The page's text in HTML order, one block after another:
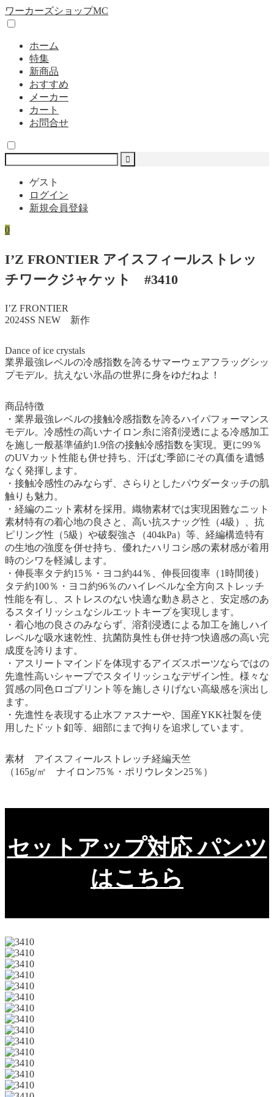
ワーカーズショップMC
ホーム
特集
新商品
おすすめ
メーカー
カート
お問合せ
ゲスト
ログイン
新規会員登録
0
I’Z FRONTIER アイスフィールストレッ
チワークジャケット #3410
I’Z FRONTIER
2024SS NEW 新作
Dance of ice crystals
業界最強レベルの冷感指数を誇るサマーウェアフラッグシッ
プモデル。抗えない氷晶の世界に身をゆだねよ！
商品特徴
・業界最強レベルの接触冷感指数を誇るハイパフォーマンス
モデル。冷感性の高いナイロン糸に溶剤浸透による冷感加工
を施し一般基準値約1.9倍の接触冷感指数を実現。更に99％
のUVカット性能も併せ持ち、汗ばむ季節にその真価を遺憾
なく発揮します。
・接触冷感性のみならず、さらりとしたパウダータッチの肌
触りも魅力。
・経編のニット素材を採用。織物素材では実現困難なニット
素材特有の着心地の良さと、高い抗スナッグ性（4級）、抗
ピリング性（5級）や破裂強さ（404kPa）等、経編構造特有
の生地の強度を併せ持ち、優れたハリコシ感の素材感が着用
時のシワを軽減します。
・伸長率タテ約15％・ヨコ約44％、伸長回復率（1時間後）
タテ約100％・ヨコ約96％のハイレベルな全方向ストレッチ
性能を有し、ストレスのない快適な動き易さと、安定感のあ
るスタイリッシュなシルエットキープを実現します。
・着心地の良さのみならず、溶剤浸透による加工を施しハイ
レベルな吸水速乾性、抗菌防臭性も併せ持つ快適感の高い完
成度を誇ります。
・アスリートマインドを体現するアイズスポーツならではの
先進性高いシャープでスタイリッシュなデザイン性。様々な
質感の同色ロゴプリント等を施しさりげない高級感を演出し
ます。
・先進性を表現する止水ファスナーや、国産YKK社製を使
用したドット釦等、細部にまで拘りを追求しています。
素材 アイスフィールストレッチ経編天竺
（165g/㎡ ナイロン75％・ポリウレタン25％）
セットアップ対応 パンツ
はこちら